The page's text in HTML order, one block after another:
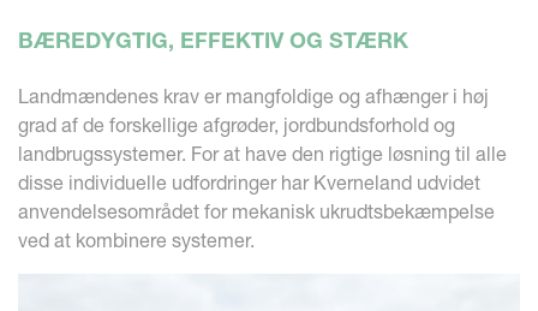
BÆREDYGTIG, EFFEKTIV OG STÆRK
Landmændenes krav er mangfoldige og afhænger i høj
grad af de forskellige afgrøder, jordbundsforhold og
landbrugssystemer. For at have den rigtige løsning til alle
disse individuelle udfordringer har Kverneland udvidet
anvendelsesområdet for mekanisk ukrudtsbekæmpelse
ved at kombinere systemer.